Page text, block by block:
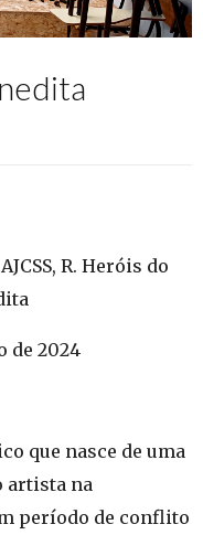
R. Heróis do
de 2024
que nasce de uma
artista na
período de conflito